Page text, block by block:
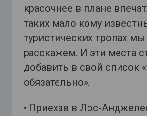
красочнее в плане
таких мало кому
туристических тропах
расскажем. И эти места
добавить в свой список
обязательно».
• Приехав в Лос-